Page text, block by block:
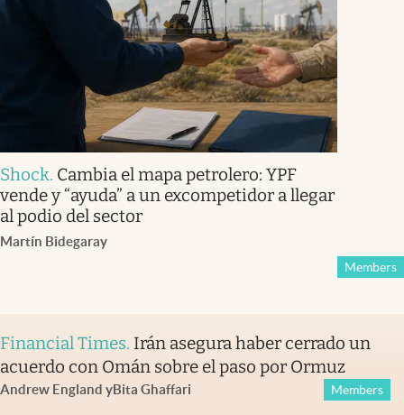
Shock. Cambia el mapa petrolero: YPF
vende y “ayuda” a un excompetidor a llegar
al podio del sector
Martín Bidegaray
Members
Financial Times. Irán asegura haber cerrado un
acuerdo con Omán sobre el paso por Ormuz
Andrew England yBita Ghaffari Members